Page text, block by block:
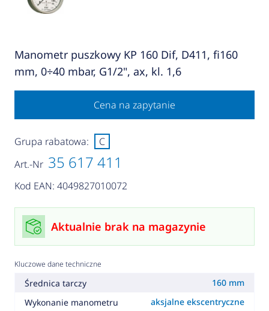
Manometr puszkowy KP 160 Dif, D411, fi160
mm, 0÷40 mbar, G1/2", ax, kl. 1,6
Cena na zapytanie
Art.-Nr 35 617 411
Kod EAN: 4049827010072
Grupa rabatowa: C
Aktualnie brak na magazynie
Kluczowe dane techniczne
Średnica tarczy
160 mm
Wykonanie manometru
aksjalne ekscentryczne